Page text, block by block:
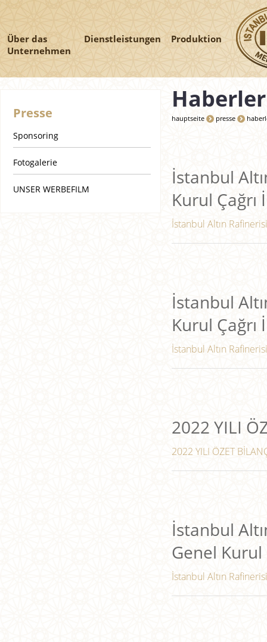
Über das
Unternehmen
Dienstleistungen Produktion
Presse
Sponsoring
Fotogalerie
UNSER WERBEFILM
Haberler
hauptseite presse
İstanbul
Kurul Çağrı
İstanbul Altın
İstanbul
Kurul Çağrı
İstanbul Altın
2022 YILI
2022 YILI ÖZET
İstanbul
Genel Kurul
İstanbul Altın